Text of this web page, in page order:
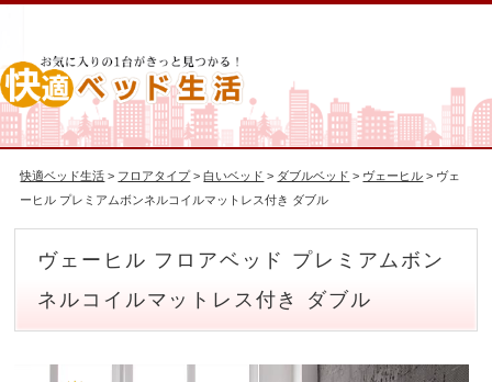
快適ベッド生活 > フロアタイプ >白いベッド > ダブルベッド > ヴェーヒル > ヴェ
ーヒル プレミアムボンネルコイルマットレス付き ダブル
ヴェーヒル フロアベッド プレミアムボン
ネルコイルマットレス付き ダブル